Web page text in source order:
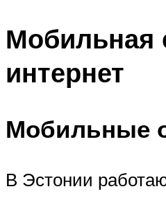
Мобильная
интернет
Мобильные
В Эстонии